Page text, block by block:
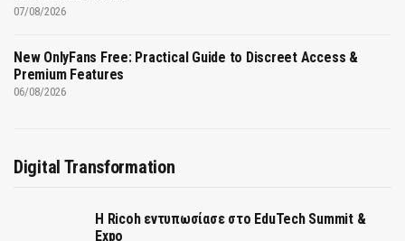
07/08/2026
New OnlyFans Free: Practical Guide to Discreet Access &
Premium Features
06/08/2026
Digital Transformation
Η Ricoh εντυπωσίασε στο EduTech Summit &
Expo